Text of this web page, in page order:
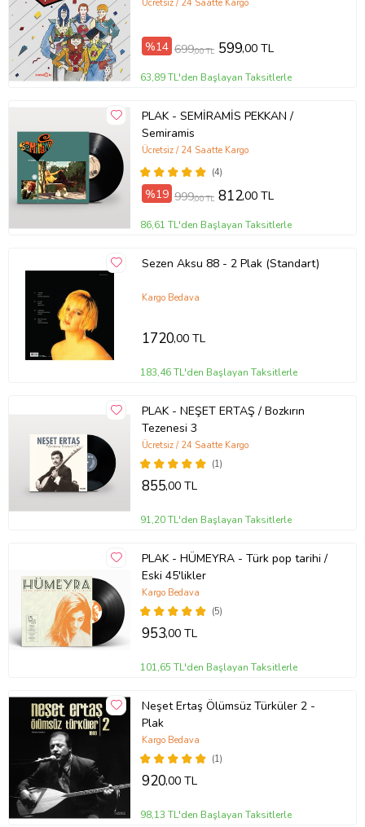
Ücretsiz / 24 Saatte Kargo
%14 699,00 TL 599,00 TL
63,89 TL'den Başlayan Taksitlerle
PLAK - SEMİRAMİS PEKKAN /
Semiramis
(4)
Ücretsiz / 24 Saatte Kargo
%19 999,00 TL 812,00 TL
86,61 TL'den Başlayan Taksitlerle
Sezen Aksu 88 - 2 Plak (Standart)
Kargo Bedava
1720,00 TL
183,46 TL'den Başlayan Taksitlerle
PLAK - NEŞET ERTAŞ / Bozkırın
Tezenesi 3
(1)
Ücretsiz / 24 Saatte Kargo
855,00 TL
91,20 TL'den Başlayan Taksitlerle
PLAK - HÜMEYRA - Türk pop tarihi /
Eski 45'likler
(5)
Kargo Bedava
953,00 TL
101,65 TL'den Başlayan Taksitlerle
Neşet Ertaş Ölümsüz Türküler 2 -
Plak
(1)
Kargo Bedava
920,00 TL
98,13 TL'den Başlayan Taksitlerle